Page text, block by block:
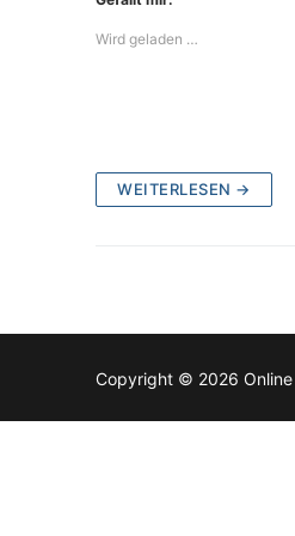
Wird geladen …
WEITERLESEN →
Copyright © 2026